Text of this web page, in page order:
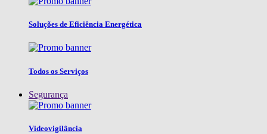
Soluções de Eficiência Energética
Todos os Serviços
Segurança
Videovigilância